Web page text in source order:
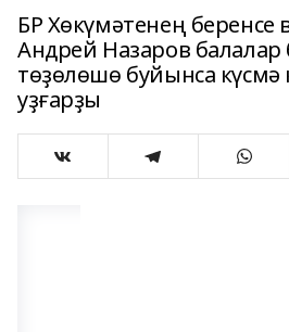
БР Хөкүмәтенең
Андрей Назаров балалар
төҙөлөшө буйынса
уҙғарҙы